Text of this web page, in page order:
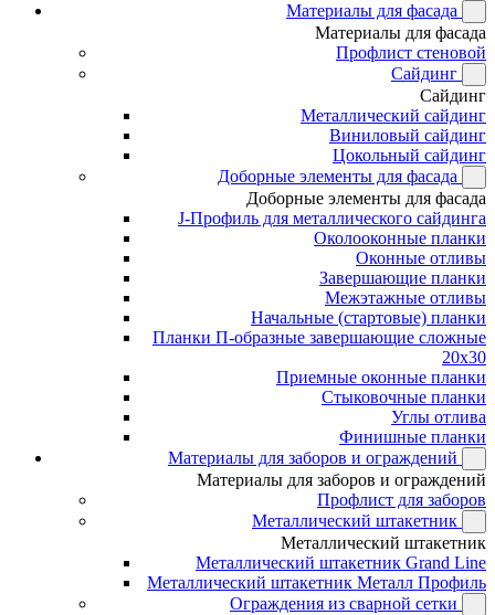
Материалы для фасада
Материалы для фасада
Профлист стеновой
Сайдинг
Сайдинг
Металлический сайдинг
Виниловый сайдинг
Цокольный сайдинг
Доборные элементы для фасада
Доборные элементы для фасада
J-Профиль для металлического сайдинга
Околооконные планки
Оконные отливы
Завершающие планки
Межэтажные отливы
Начальные (стартовые) планки
Планки П-образные завершающие сложные
20x30
Приемные оконные планки
Стыковочные планки
Углы отлива
Финишные планки
Материалы для заборов и ограждений
Материалы для заборов и ограждений
Профлист для заборов
Металлический штакетник
Металлический штакетник
Металлический штакетник Grand Line
Металлический штакетник Металл Профиль
Ограждения из сварной сетки